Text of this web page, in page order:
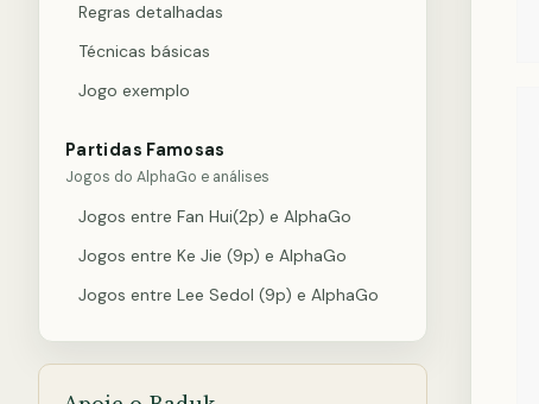
Regras detalhadas
Técnicas básicas
Jogo exemplo
Partidas Famosas
Jogos do AlphaGo e análises
Jogos entre Fan Hui(2p) e AlphaGo
Jogos entre Ke Jie (9p) e AlphaGo
Jogos entre Lee Sedol (9p) e AlphaGo